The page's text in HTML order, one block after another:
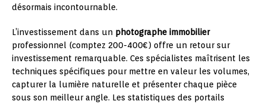
désormais incontournable.
L’investissement dans un photographe immobilier
professionnel (comptez 200-400€) offre un retour sur
investissement remarquable. Ces spécialistes maîtrisent les
techniques spécifiques pour mettre en valeur les volumes,
capturer la lumière naturelle et présenter chaque pièce
sous son meilleur angle. Les statistiques des portails